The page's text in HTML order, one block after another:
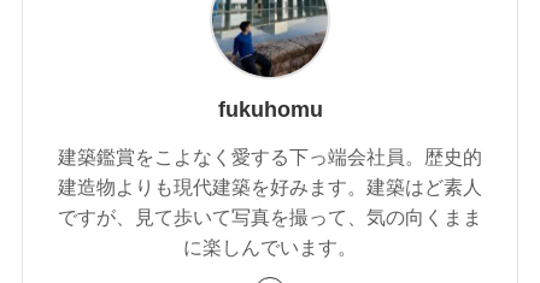
fukuhomu
建築鑑賞をこよなく愛する下っ端会社員。歴史的
建造物よりも現代建築を好みます。建築はど素人
ですが、見て歩いて写真を撮って、気の向くまま
に楽しんでいます。